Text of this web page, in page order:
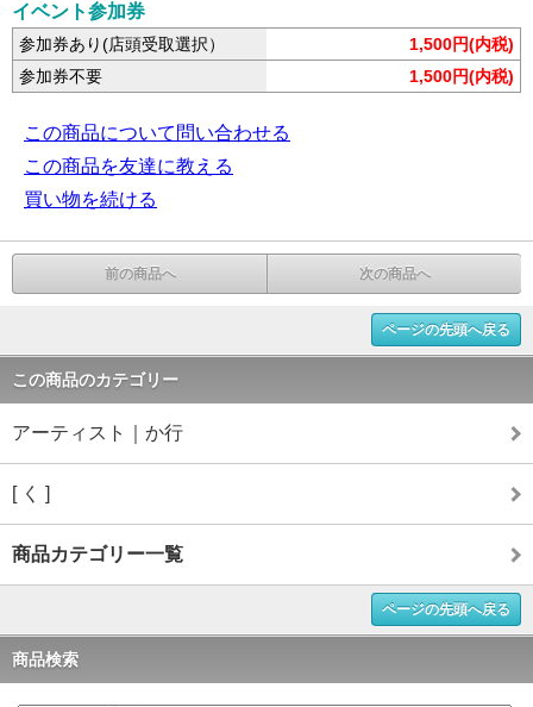
イベント参加券
参加券あり(店頭受取選択）
1,500円(内税)
参加券不要
1,500円(内税)
この商品について問い合わせる
この商品を友達に教える
買い物を続ける
前の商品へ 次の商品へ
ページの先頭へ戻る
この商品のカテゴリー
アーティスト｜か行
[ く ]
商品カテゴリー一覧
ページの先頭へ戻る
商品検索